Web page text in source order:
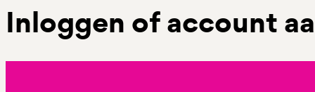
Inloggen of account